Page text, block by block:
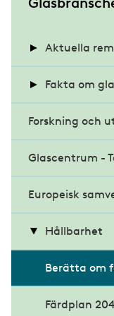
m
n
Aktuella
Fakta om
Glasets
Råd och
Skötselråd
Säkra
Forskning och
Glascentrum -
Europeisk
Hållbarhet
Berätta om
Färdplan